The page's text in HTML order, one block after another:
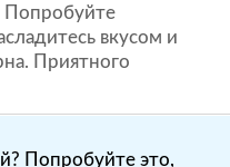
Попробуйте
вкусом и
Приятного
Попробуйте это,